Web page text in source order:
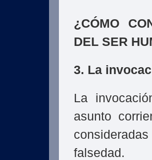
¿CÓMO
DEL SER
3. La
La
asunto
falsedad.